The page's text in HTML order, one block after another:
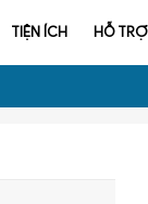
TIỆN ÍCH HỖ TRỢ